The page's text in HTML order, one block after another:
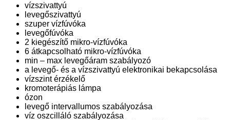
vízszivattyú
levegőszivattyú
szuper vízfúvóka
levegőfúvóka
2 kiegészítő mikro-vízfúvóka
6 átkapcsolható mikro-vízfúvóka
min – max levegőáram szabályozó
a levegő- és a vízszivattyú elektronikai bekapcsolása
vízszint érzékelő
kromoterápiás lámpa
ózon
levegő intervallumos szabályozása
víz oszcilláló szabályozása